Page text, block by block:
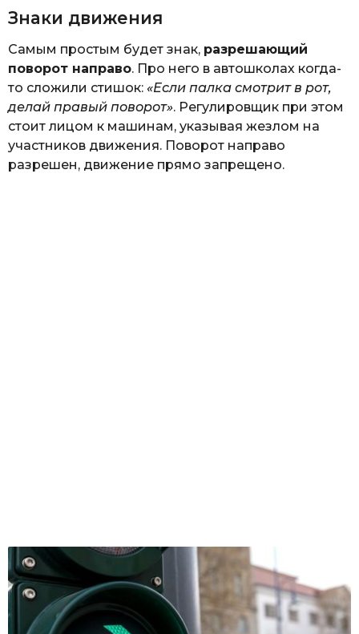
Знаки движения
Самым простым будет знак, разрешающий
поворот направо. Про него в автошколах когда-
то сложили стишок: «Если палка смотрит в рот,
делай правый поворот». Регулировщик при этом
стоит лицом к машинам, указывая жезлом на
участников движения. Поворот направо
разрешен, движение прямо запрещено.